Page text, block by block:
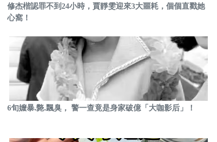
修杰楷認罪不到24小時，賈靜雯迎來3大噩耗，個個直戳她
心窩！
6旬嬤暴.斃.飄臭， 警一查竟是身家破億「大咖影后」！